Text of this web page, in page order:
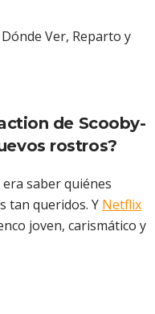
de Scooby-
rostros?
saber quiénes
tan queridos. Y Netflix
joven, carismático y